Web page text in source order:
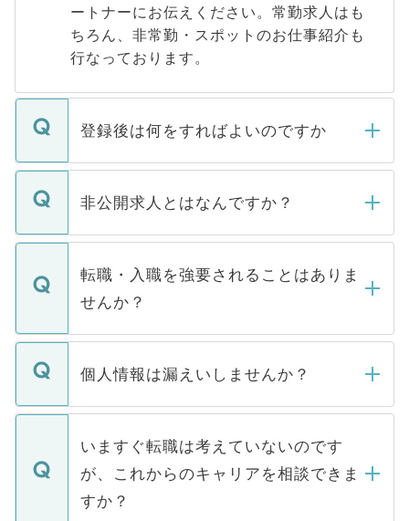
ートナーにお伝えください。常勤求人はも
ちろん、非常勤・スポットのお仕事紹介も
行なっております。
登録後は何をすればよいのですか
ご登録いただきましたら、弊社担当者がご
登録内容を確認し、その後メールもしくは
ます。通常、5営業日以内にはご連絡をせて
いただきますので、しばらくお待ちくださ
非公開求人とはなんですか？
マイナビDOCTORで取り扱っている求人の
うち約3割は、Webサイトからご覧いただ
けない「非公開求人」です。非公開求人は
下記の理由によって、一般には公開してい
ません。
■応募殺到を避けるため 人気のある医療機
関を公にしてしまうと、応募が殺到する場
に、医療機関が求める条件に合った人材の
みを人材紹介会社に依頼するケースが増え
ています。
転職・入職を強要されることはありま
せんか？
転職・入職を強要することは一切ありませ
ん。また、仮に応募先から内定をいただい
定を承諾する必要はありません。内定先へ
の辞退の連絡はキャリアパートナーが行い
個人情報は漏えいしませんか？
個人情報が漏えいすることはありませんの
で、ご安心ください。当サイトからの登録
などで収集したご登録者様の個人情報は、
ご本人のキャリアアップおよび転職活動の
支援を目的に使用いたします。お預かりし
いますぐ転職は考えていないのです
が、これからのキャリアを相談できま
すか？